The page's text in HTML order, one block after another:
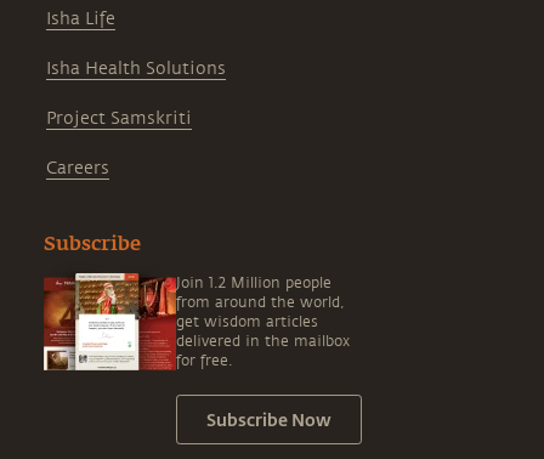
Isha Life
Isha Health Solutions
Project Samskriti
Careers
Subscribe
Join 1.2 Million people
from around the world,
get wisdom articles
delivered in the mailbox
for free.
Subscribe Now